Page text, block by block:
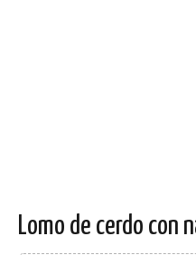
Lomo de cerdo con